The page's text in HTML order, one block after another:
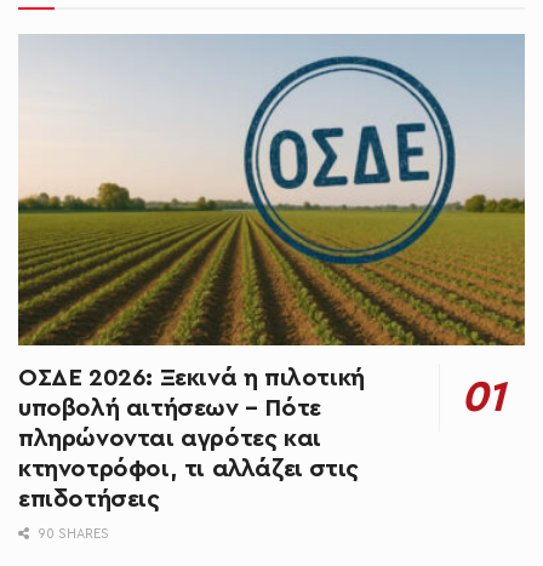
ΟΣΔΕ 2026: Ξεκινά η πιλοτική
υποβολή αιτήσεων – Πότε
πληρώνονται αγρότες και
κτηνοτρόφοι, τι αλλάζει στις
επιδοτήσεις
90 SHARES